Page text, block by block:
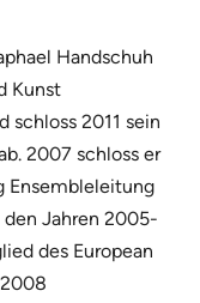
Handschuh
Kunst
schloss 2011 sein
2007 schloss er
Ensembleleitung
den Jahren 2005-
des European